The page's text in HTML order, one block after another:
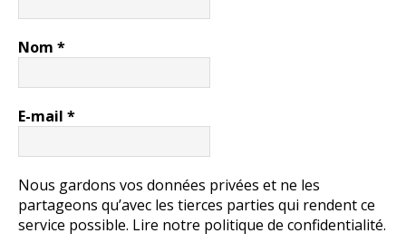
Nom *
E-mail *
Nous gardons vos données privées et ne les
partageons qu’avec les tierces parties qui rendent ce
service possible. Lire notre politique de confidentialité.